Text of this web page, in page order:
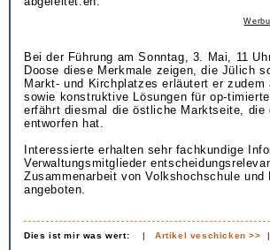
Bei der Führung am Sonntag, 3. Mai, 11
Doose diese Merkmale zeigen, die Jülich
Markt- und Kirchplatzes erläutert er
sowie konstruktive Lösungen für op-
erfährt diesmal die östliche Marktseite, die
entworfen hat.
Interessierte erhalten sehr fachkundige
Verwaltungsmitglieder
Zusammenarbeit von Volkshochschule
angeboten.
Dies ist mir was wert: |Artikel veschicken >>